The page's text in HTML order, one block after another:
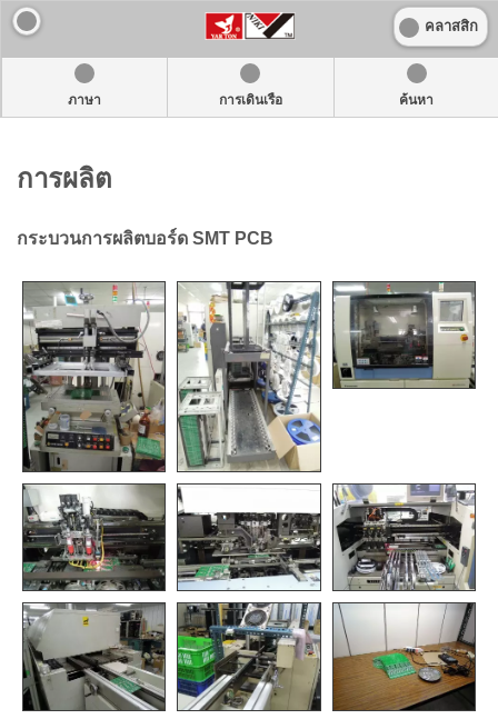
คลาสสิก
ภาษา การเดินเรือ ค้นหา
การผลิต
กระบวนการผลิตบอร์ด SMT PCB